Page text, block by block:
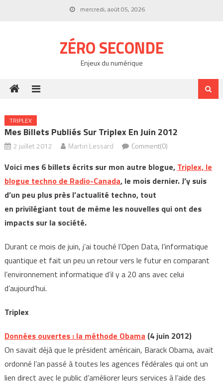
mercredi, août 05, 2026
ZÉRO SECONDE
Enjeux du numérique
TRIPLEX
Mes Billets Publiés Sur Triplex En Juin 2012
2 juillet 2012 Martin Lessard Comment(0)
Voici mes 6 billets écrits sur mon autre blogue, Triplex, le
blogue techno de Radio-Canada, le mois dernier. J’y suis
d’un peu plus près l’actualité techno, tout
en privilégiant tout de même les nouvelles qui ont des
impacts sur la société.
Durant ce mois de juin, j’ai touché l’Open Data, l’informatique
quantique et fait un peu un retour vers le futur en comparant
l’environnement informatique d’il y a 20 ans avec celui
d’aujourd’hui.
Triplex
Données ouvertes : la méthode Obama (4 juin 2012)
On savait déjà que le président américain, Barack Obama, avait
ordonné l’an passé à toutes les agences fédérales qui ont un
lien direct avec le public d’améliorer leurs services à l’aide des